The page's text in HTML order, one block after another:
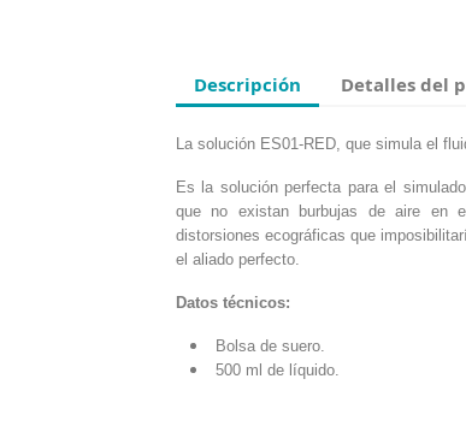
Descripción Detalles del
La solución ES01-RED, que simula el
Es la solución perfecta para el
que no existan burbujas de aire en
distorsiones ecográficas que
el aliado perfecto.
Datos técnicos:
Bolsa de suero.
500 ml de líquido.